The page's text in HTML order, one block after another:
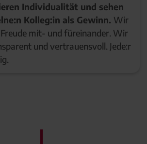
Individualität und sehen
Kolleg:in als Gewinn. Wir
mit- und füreinander. Wir
und vertrauensvoll. Jede:r